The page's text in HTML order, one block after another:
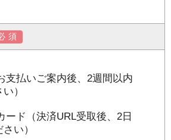
須
支払いご案内後、2週間以内
）
ード（決済URL受取後、2日
い）